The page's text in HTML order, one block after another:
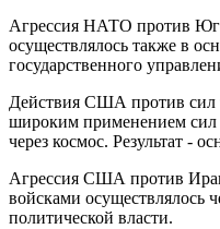
Агрессия НАТО против
осуществлялось также в
государственного
Действия США против сил
широким применением сил
через космос. Результат -
Агрессия США против
войсками осуществлялось
политической власти.